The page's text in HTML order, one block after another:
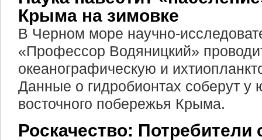
Крыма на зимовке
В Черном море научно-
«Профессор Водяницкий»
океанографическую и
Данные о гидробионтах соберут у
восточного побережья Крыма.
Роскачество: Потребители